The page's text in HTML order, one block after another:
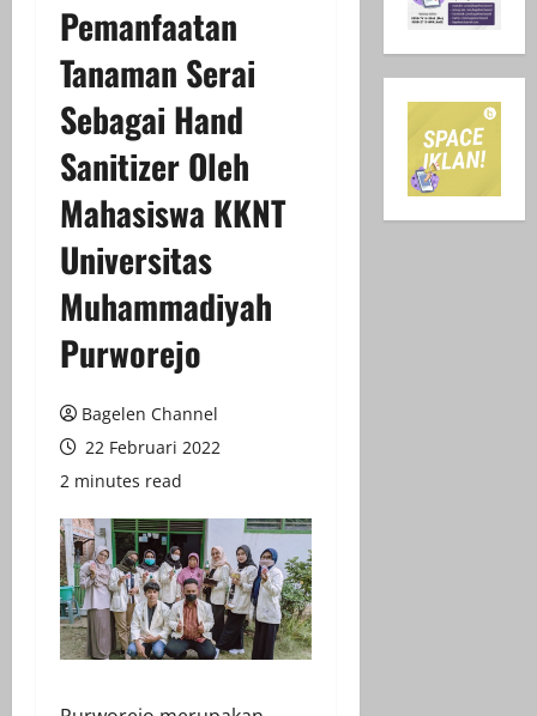
Pemanfaatan
Tanaman Serai
Sebagai Hand
Sanitizer Oleh
Mahasiswa KKNT
Universitas
Muhammadiyah
Purworejo
Bagelen Channel
22 Februari 2022
2 minutes read